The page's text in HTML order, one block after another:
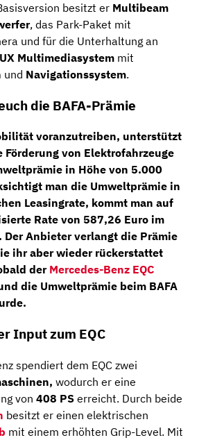
besitzt er Multibeam
, das Park-Paket mit
und für die Unterhaltung an
Multimediasystem mit
und Navigationssystem.
die BAFA-Prämie
voranzutreiben, unterstützt
Förderung von Elektrofahrzeuge
in Höhe von 5.000
man die Umweltprämie in
Leasingrate, kommt man auf
Rate von 587,26 Euro im
. Der Anbieter verlangt die Prämie
ihr aber wieder rückerstattet
der Mercedes-Benz EQC
die Umweltprämie beim BAFA
Input zum EQC
spendiert dem EQC zwei
wodurch er eine
von 408 PS erreicht. Durch beide
besitzt er einen elektrischen
mit einem erhöhten Grip-Level. Mit